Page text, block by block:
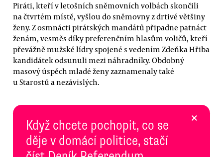
Piráti, kteří v letošních sněmovních volbách skončili
na čtvrtém místě, vyšlou do sněmovny z drtivé většiny
ženy. Z osmnácti pirátských mandátů připadne patnáct
ženám, vesměs díky preferenčním hlasům voličů, kteří
převážně mužské lídry spojené s vedením Zdeňka Hřiba
kandidátek odsunuli mezi náhradníky. Obdobný
masový úspěch mladé ženy zaznamenaly také
u Starostů a nezávislých.
Když chcete pochopit, co se
děje v domácí politice, stačí
×